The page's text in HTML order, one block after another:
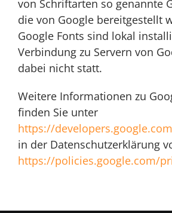
von Schriftarten so genannte
die von Google bereitgestellt
Google Fonts sind lokal
Verbindung zu Servern von
dabei nicht statt.
Weitere Informationen zu
finden Sie unter
https://
in der Datenschutzerklärung
https://policies.google.com/